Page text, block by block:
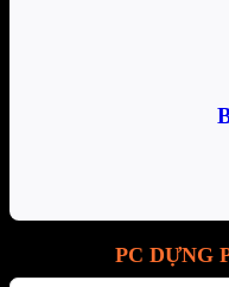
PC DỰNG